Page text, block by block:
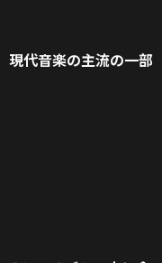
現代音楽の主流の一部